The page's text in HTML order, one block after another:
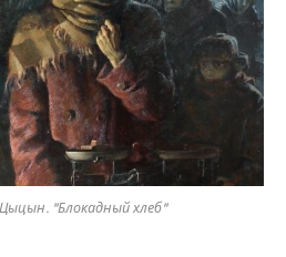
"Блокадный хлеб"